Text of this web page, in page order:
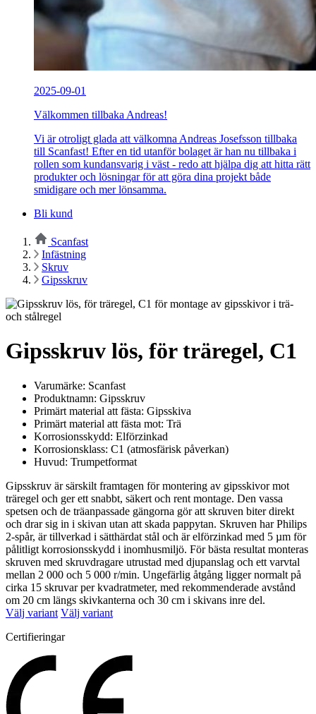
2025-09-01
Välkommen tillbaka Andreas!
Vi är otroligt glada att välkomna Andreas Josefsson tillbaka
till Scanfast! Efter en tid utanför bolaget är han nu tillbaka i
rollen som kundansvarig i väst - redo att hjälpa dig att hitta rätt
produkter och lösningar för att göra dina projekt både
smidigare och mer lönsamma.
Bli kund
Scanfast
Infästning
Skruv
Gipsskruv
Gipsskruv lös, för träregel, C1
Varumärke: Scanfast
Produktnamn: Gipsskruv
Primärt material att fästa: Gipsskiva
Primärt material att fästa mot: Trä
Korrosionsskydd: Elförzinkad
Korrosionsklass: C1 (atmosfärisk påverkan)
Huvud: Trumpetformat
Gipsskruv är särskilt framtagen för montering av gipsskivor mot
träregel och ger ett snabbt, säkert och rent montage. Den vassa
spetsen och de träanpassade gängorna gör att skruven biter direkt
och drar sig in i skivan utan att skada pappytan. Skruven har Philips
2-spår, är tillverkad i sätthärdat stål och är elförzinkad med 5 µm för
pålitligt korrosionsskydd i inomhusmiljö. För bästa resultat monteras
skruven med skruvdragare utrustad med djupanslag och ett varvtal
mellan 2 000 och 5 000 r/min. Ungefärlig åtgång ligger normalt på
cirka 15 skruvar per kvadratmeter, med rekommenderade avstånd
om 20 cm längs skivkanterna och 30 cm i skivans inre del.
Välj variant Välj variant
Certifieringar